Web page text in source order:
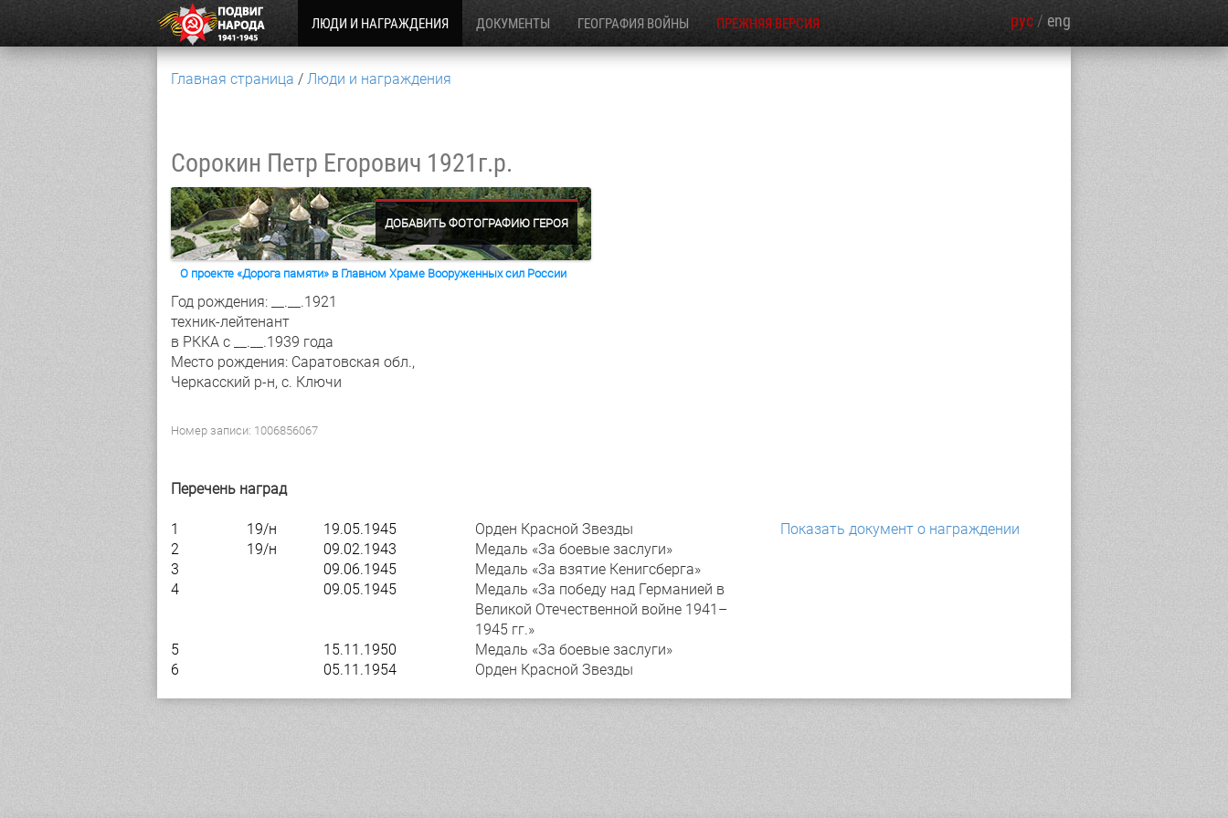
ЛЮДИ И НАГРАЖДЕНИЯ ДОКУМЕНТЫ ГЕОГРАФИЯ ВОЙНЫ ПРЕЖНЯЯ ВЕРСИЯ рус / eng
Главная страница Люди и награждения
Сорокин Петр Егорович 1921г.р.
ДОБАВИТЬ ФОТОГРАФИЮ ГЕРОЯ
О проекте «Дорога памяти» в Главном Храме Вооруженных сил России
Год рождения: __.__.1921
техник-лейтенант
в РККА с __.__.1939 года
Место рождения: Саратовская обл.,
Черкасский р-н, с. Ключи
Номер записи: 1006856067
Перечень наград
1 19/н 19.05.1945 Орден Красной Звезды
Показать документ о награждении
2
19/н 09.02.1943
Медаль «За боевые заслуги»
3
09.06.1945
Медаль «За взятие Кенигсберга»
4
09.05.1945
Медаль «За победу над Германией в
Великой Отечественной войне 1941–
1945 гг.»
5
15.11.1950
Медаль «За боевые заслуги»
6
05.11.1954 Орден Красной Звезды